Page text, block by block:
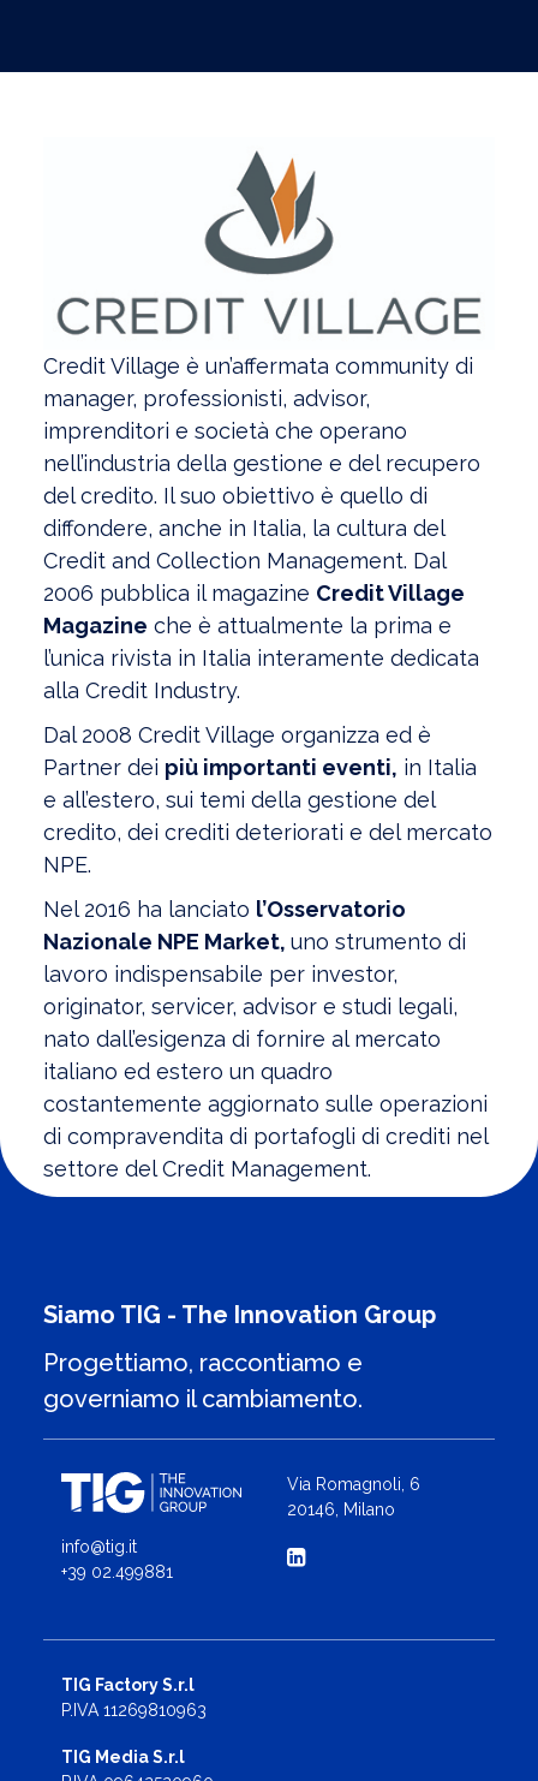
Credit Village è un’affermata community di
manager, professionisti, advisor,
imprenditori e società che operano
nell’industria della gestione e del recupero
del credito. Il suo obiettivo è quello di
diffondere, anche in Italia, la cultura del
Credit and Collection Management. Dal
2006 pubblica il magazine Credit Village
Magazine che è attualmente la prima e
l’unica rivista in Italia interamente dedicata
alla Credit Industry.
Dal 2008 Credit Village organizza ed è
Partner dei più importanti eventi, in Italia
e all’estero, sui temi della gestione del
credito, dei crediti deteriorati e del mercato
NPE.
Nel 2016 ha lanciato l’Osservatorio
Nazionale NPE Market, uno strumento di
lavoro indispensabile per investor,
originator, servicer, advisor e studi legali,
nato dall’esigenza di fornire al mercato
italiano ed estero un quadro
costantemente aggiornato sulle operazioni
di compravendita di portafogli di crediti nel
settore del Credit Management.
Siamo TIG - The Innovation Group
Progettiamo, raccontiamo e
governiamo il cambiamento.
info@tig.it
+39 02.499881
Via Romagnoli, 6
20146, Milano
TIG Factory S.r.l
P.IVA 11269810963
TIG Media S.r.l